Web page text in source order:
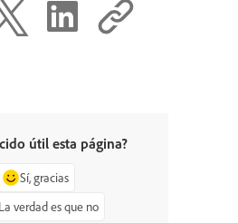
útil esta página?
Sí, gracias
La verdad es que no